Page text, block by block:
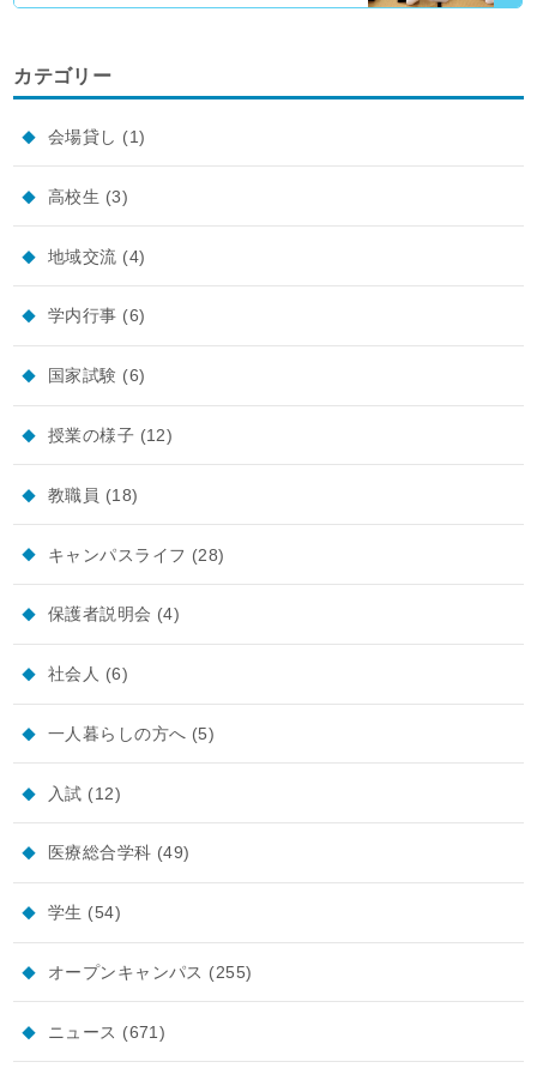
カテゴリー
会場貸し (1)
高校生 (3)
地域交流 (4)
学内行事 (6)
国家試験 (6)
授業の様子 (12)
教職員 (18)
キャンパスライフ (28)
保護者説明会 (4)
社会人 (6)
一人暮らしの方へ (5)
入試 (12)
医療総合学科 (49)
学生 (54)
オープンキャンパス (255)
ニュース (671)